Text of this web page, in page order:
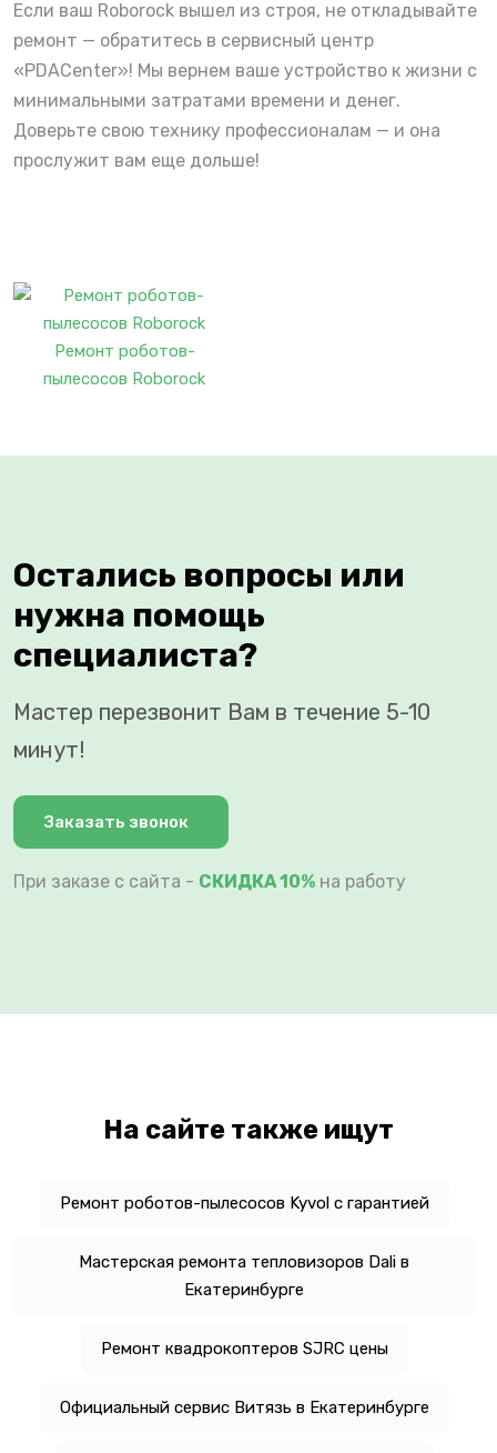
Если ваш Roborock вышел из строя, не откладывайте
ремонт — обратитесь в сервисный центр
«PDACenter»! Мы вернем ваше устройство к жизни с
минимальными затратами времени и денег.
Доверьте свою технику профессионалам — и она
прослужит вам еще дольше!
Ремонт роботов-
пылесосов Roborock
Остались вопросы или
нужна помощь
специалиста?
Мастер перезвонит Вам в течение 5-10
минут!
Заказать звонок
При заказе с сайта - СКИДКА 10% на работу
На сайте также ищут
Ремонт роботов-пылесосов Kyvol с гарантией
Мастерская ремонта тепловизоров Dali в
Екатеринбурге
Ремонт квадрокоптеров SJRC цены
Официальный сервис Витязь в Екатеринбурге